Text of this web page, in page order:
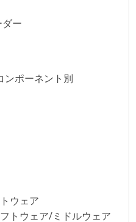
ー
ンポーネント別
ウェア
トウェア/ミドルウェア